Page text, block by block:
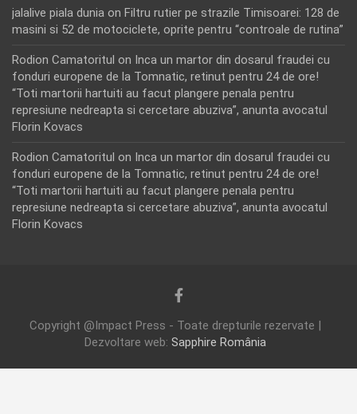
jalalive piala dunia on Filtru rutier pe strazile Timisoarei: 128 de
masini si 52 de motociclete, oprite pentru “controale de rutina”
Rodion Camatoritul on Inca un martor din dosarul fraudei cu
fonduri europene de la Tomnatic, retinut pentru 24 de ore!
“Toti martorii hartuiti au facut plangere penala pentru
represiune nedreapta si cercetare abuziva”, anunta avocatul
Florin Kovacs
Rodion Camatoritul on Inca un martor din dosarul fraudei cu
fonduri europene de la Tomnatic, retinut pentru 24 de ore!
“Toti martorii hartuiti au facut plangere penala pentru
represiune nedreapta si cercetare abuziva”, anunta avocatul
Florin Kovacs
Copyright @Impact Press - Toate drepturile rezervate |
Dezvoltare web: Sapphire România